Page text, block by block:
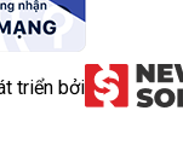
triển bởi